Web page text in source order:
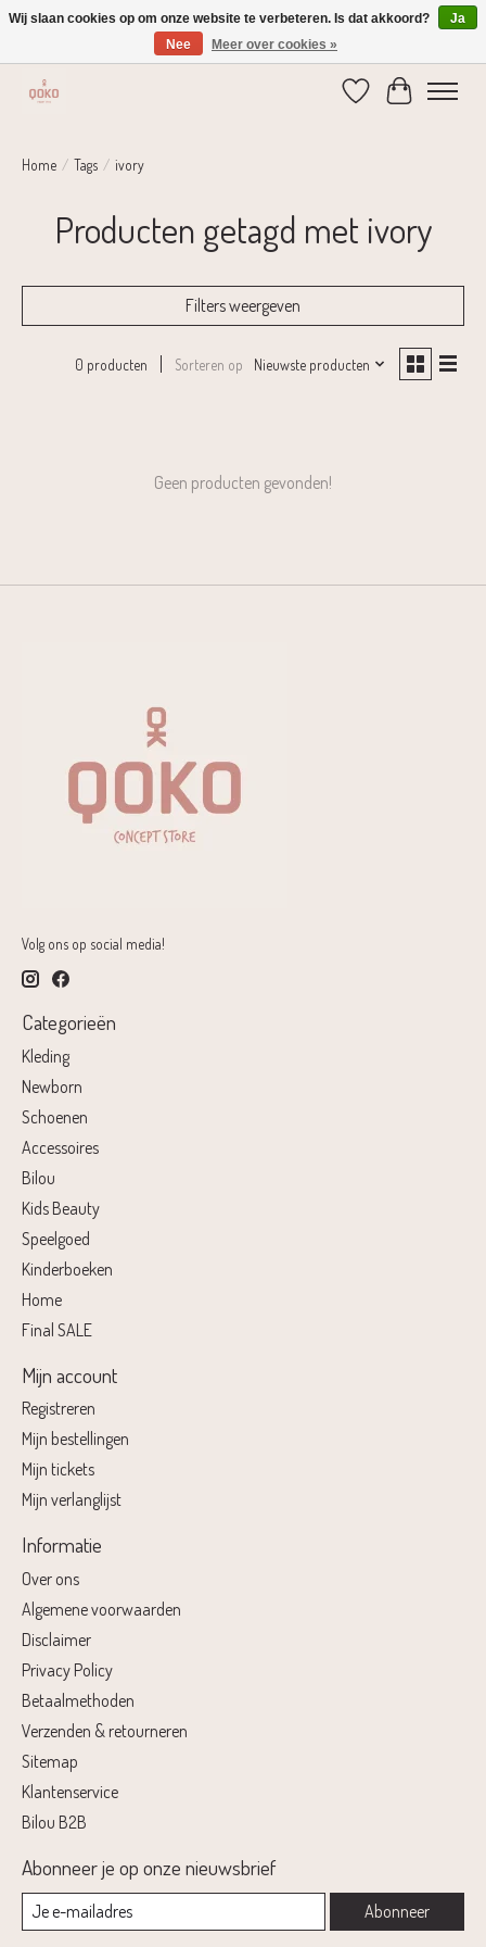
Verzending 1-2 dagen | Gratis verzending vanaf € 75,-
Verlanglijst
Home / Tags / ivory
Producten getagd met ivory
Filters weergeven
0 producten Sorteren op Nieuwste producten
Geen producten gevonden!
Volg ons op social media!
Categorieën
Kleding
Newborn
Schoenen
Accessoires
Bilou
Kids Beauty
Speelgoed
Kinderboeken
Home
Final SALE
Mijn account
Registreren
Mijn bestellingen
Mijn tickets
Mijn verlanglijst
Informatie
Over ons
Algemene voorwaarden
Disclaimer
Privacy Policy
Betaalmethoden
Verzenden & retourneren
Sitemap
Klantenservice
Bilou B2B
Abonneer je op onze nieuwsbrief
Abonneer
Wij slaan cookies op om onze website te verbeteren. Is dat akkoord?
Ja
Nee
Meer over cookies »